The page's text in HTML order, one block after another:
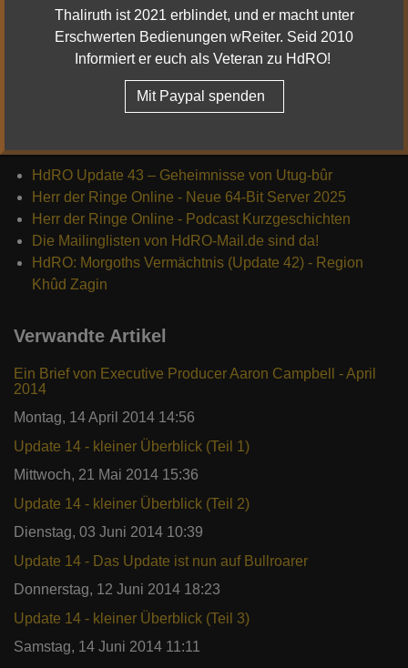
© 2010 - 2022 Reiter von Rohan
HdRO Update 43 – Geheimnisse von Utug-bûr
Herr der Ringe Online - Neue 64-Bit Server 2025
Herr der Ringe Online - Podcast Kurzgeschichten
Die Mailinglisten von HdRO-Mail.de sind da!
HdRO: Morgoths Vermächtnis (Update 42) - Region
Khûd Zagin
Verwandte Artikel
Ein Brief von Executive Producer Aaron Campbell - April
2014
Montag, 14 April 2014 14:56
Update 14 - kleiner Überblick (Teil 1)
Mittwoch, 21 Mai 2014 15:36
Update 14 - kleiner Überblick (Teil 2)
Dienstag, 03 Juni 2014 10:39
Update 14 - Das Update ist nun auf Bullroarer
Donnerstag, 12 Juni 2014 18:23
Update 14 - kleiner Überblick (Teil 3)
Samstag, 14 Juni 2014 11:11
Thaliruth ist 2021 erblindet, und er macht unter
Erschwerten Bedienungen wReiter. Seid 2010
Informiert er euch als Veteran zu HdRO!
Mit Paypal spenden